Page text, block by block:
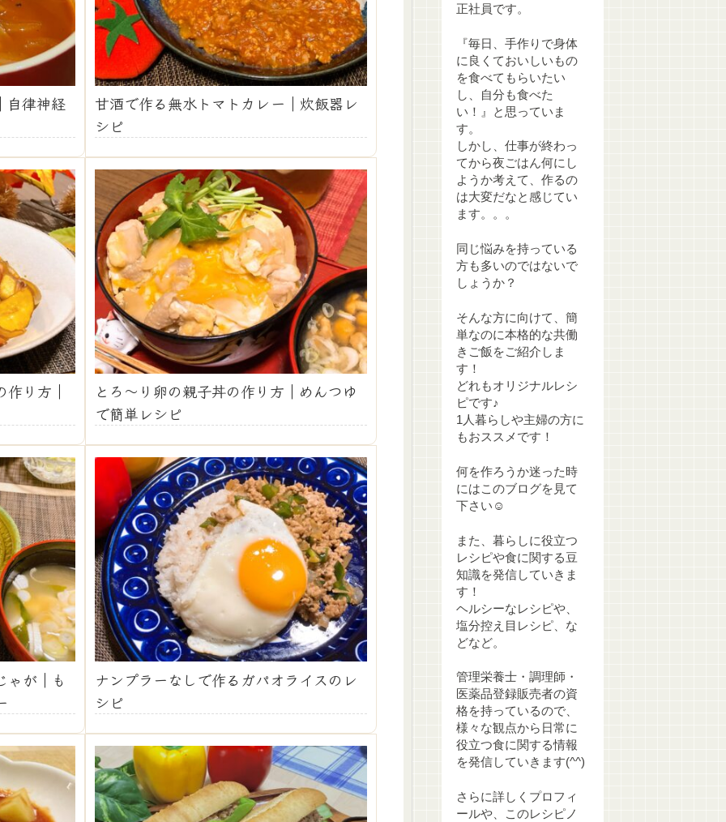
自律神経
甘酒で作る無水トマトカレー｜炊飯器レ
シピ
り方｜
とろ～り卵の親子丼の作り方｜めんつゆ
で簡単レシピ
ゃが｜も
ナンプラーなしで作るガパオライスのレ
シピ
正社員です。
『毎日、手作りで身体
に良くておいしいもの
を食べてもらいたい
し、自分も食べた
い！』と思っていま
す。
しかし、仕事が終わっ
てから夜ごはん何にし
ようか考えて、作るの
は大変だなと感じてい
ます。。。
同じ悩みを持っている
方も多いのではないで
しょうか？
そんな方に向けて、簡
単なのに本格的な共働
きご飯をご紹介しま
す！
どれもオリジナルレシ
ピです♪
1人暮らしや主婦の方に
もおススメです！
何を作ろうか迷った時
にはこのブログを見て
下さい☺
また、暮らしに役立つ
レシピや食に関する豆
知識を発信していきま
す！
ヘルシーなレシピや、
塩分控え目レシピ、な
どなど。
管理栄養士・調理師・
医薬品登録販売者の資
格を持っているので、
様々な観点から日常に
役立つ食に関する情報
を発信していきます(^^)
さらに詳しくプロフィ
ールや、このレシピノ